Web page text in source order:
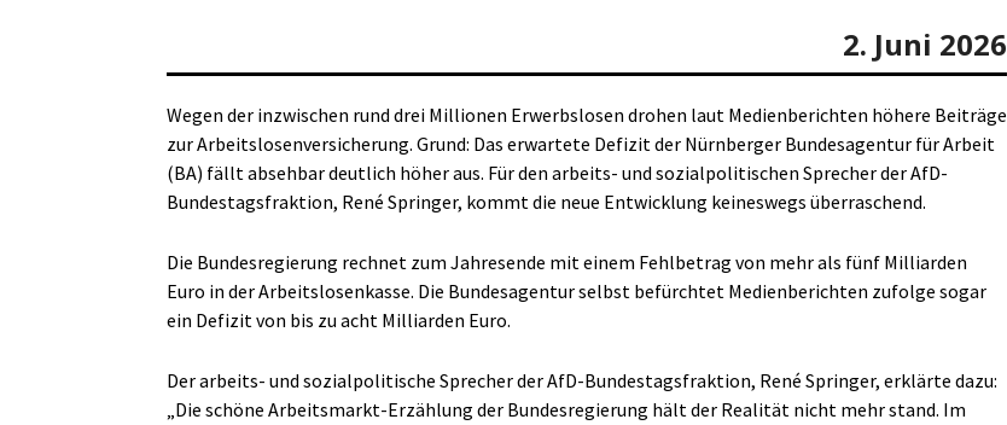
2. Juni 2026
Wegen der inzwischen rund drei Millionen Erwerbslosen drohen laut Medienberichten höhere Beiträge
zur Arbeitslosenversicherung. Grund: Das erwartete Defizit der Nürnberger Bundesagentur für Arbeit
(BA) fällt absehbar deutlich höher aus. Für den arbeits- und sozialpolitischen Sprecher der AfD-
Bundestagsfraktion, René Springer, kommt die neue Entwicklung keineswegs überraschend.
Die Bundesregierung rechnet zum Jahresende mit einem Fehlbetrag von mehr als fünf Milliarden
Euro in der Arbeitslosenkasse. Die Bundesagentur selbst befürchtet Medienberichten zufolge sogar
ein Defizit von bis zu acht Milliarden Euro.
Der arbeits- und sozialpolitische Sprecher der AfD-Bundestagsfraktion, René Springer, erklärte dazu:
„Die schöne Arbeitsmarkt-Erzählung der Bundesregierung hält der Realität nicht mehr stand. Im